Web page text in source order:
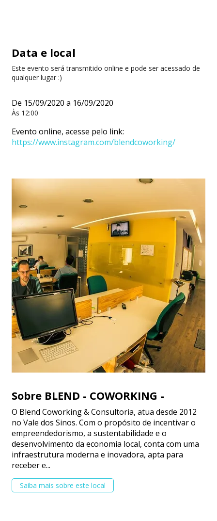
Data e local
Este evento será transmitido online e pode ser acessado de
qualquer lugar :)
De 15/09/2020 a 16/09/2020
Às 12:00
Evento online, acesse pelo link:
https://www.instagram.com/blendcoworking/
Sobre BLEND - COWORKING -
O Blend Coworking & Consultoria, atua desde 2012
no Vale dos Sinos. Com o propósito de incentivar o
empreendedorismo, a sustentabilidade e o
desenvolvimento da economia local, conta com uma
infraestrutura moderna e inovadora, apta para
receber e...
Saiba mais sobre este local